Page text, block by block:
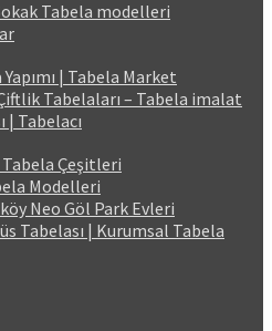
Tabela modelleri
| Tabela Market
Tabelaları – Tabela imalat
| Tabelacı
Çeşitleri
Modelleri
Neo Göl Park Evleri
Tabelası | Kurumsal Tabela